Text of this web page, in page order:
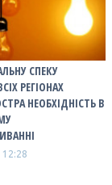
СПЕКУ
РЕГІОНАХ
НЕОБХІДНІСТЬ В